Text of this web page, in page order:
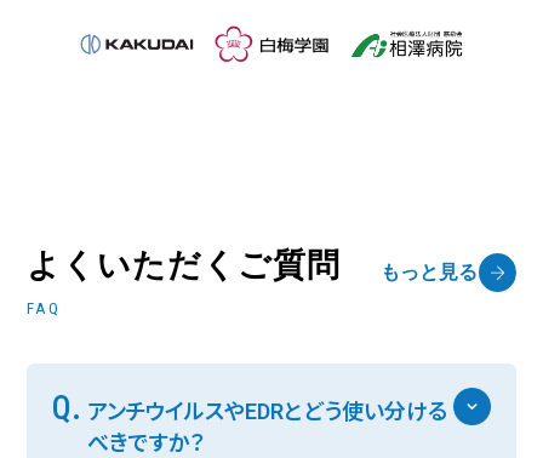
よくいただくご質問
FAQ
もっと見る
Q. アンチウイルスやEDRとどう使い分ける
べきですか？